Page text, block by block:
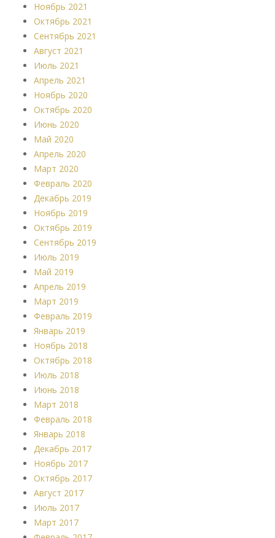
Ноябрь 2021
Октябрь 2021
Сентябрь 2021
Август 2021
Июль 2021
Апрель 2021
Ноябрь 2020
Октябрь 2020
Июнь 2020
Май 2020
Апрель 2020
Март 2020
Февраль 2020
Декабрь 2019
Ноябрь 2019
Октябрь 2019
Сентябрь 2019
Июль 2019
Май 2019
Апрель 2019
Март 2019
Февраль 2019
Январь 2019
Ноябрь 2018
Октябрь 2018
Июль 2018
Июнь 2018
Март 2018
Февраль 2018
Январь 2018
Декабрь 2017
Ноябрь 2017
Октябрь 2017
Август 2017
Июль 2017
Март 2017